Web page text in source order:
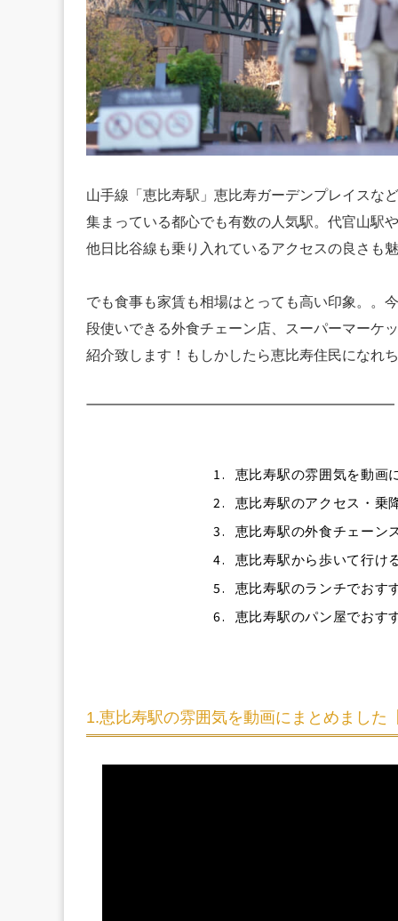
山手線「恵比寿駅」恵比寿ガーデンプレイスな
集まっている都心でも有数の人気駅。 代官山駅
他日比谷線も乗り入れているアクセスの良さも
でも食事も家賃も相場はとっても高い印象。。
段使いできる外食チェーン店、スーパーマーケ
紹介致します！もしかしたら恵比寿住民になれ
1. 恵比寿駅の雰囲気を動画
2. 恵比寿駅のアクセス・乗
3. 恵比寿駅の外食チェーン
4. 恵比寿駅から歩いて行け
5. 恵比寿駅のランチでおす
6. 恵比寿駅のパン屋でおす
1.恵比寿駅の雰囲気を動画にまとめました